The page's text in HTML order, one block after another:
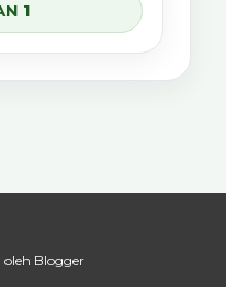
1
oleh Blogger